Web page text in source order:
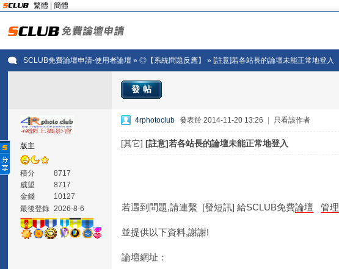
繁體 簡體
SCLUB免費論壇申請-使用者論壇 »◎【系統問題反應】 » [註意]若各站長的論壇未能正常地登入
發帖
版主
積分
8717
威望
8717
金錢
10127
最後登錄 2026-8-6
4rphotoclub 發表於 2014-11-20 13:26 只看該作者
[其它] [註意]若各站長的論壇未能正常地登入
若遇到問題,請連繫 [發短訊] 給SCLUB免費論壇 管理
並提供以下資料,謝謝!
論壇網址：